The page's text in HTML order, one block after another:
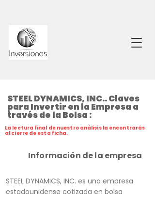
STEEL DYNAMICS, INC.. Claves
para Invertir en la Empresa a
través de la Bolsa :
La lectura final de nuestro análisis la encontrarás
al cierre de esta ficha.
Información de la empresa
STEEL DYNAMICS, INC. es una empresa
estadounidense cotizada en bolsa